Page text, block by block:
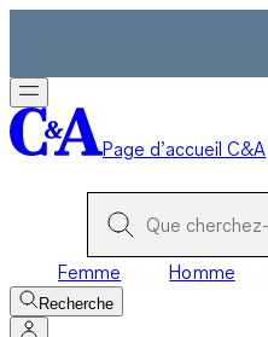
Page d’accueil C&A
Femme Homme
Recherche